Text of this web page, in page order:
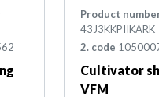
Product
43J3KKPIIKARK
2. code
Cultivator
VFM